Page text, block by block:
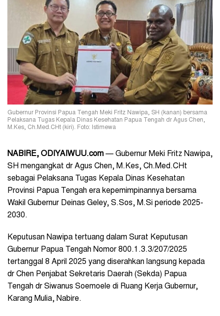
Gubernur Provinsi Papua Tengah Meki Fritz Nawipa, SH (kanan) bersama
Pelaksana Tugas Kepala Dinas Kesehatan Papua Tengah dr Agus Chen,
M.Kes, Ch.Med.CHt (kiri). Foto: Istimewa
NABIRE, ODIYAIWUU.com — Gubernur Meki Fritz Nawipa,
SH mengangkat dr Agus Chen, M.Kes, Ch.Med.CHt
sebagai Pelaksana Tugas Kepala Dinas Kesehatan
Provinsi Papua Tengah era kepemimpinannya bersama
Wakil Gubernur Deinas Geley, S.Sos, M.Si periode 2025-
2030.
Keputusan Nawipa tertuang dalam Surat Keputusan
Gubernur Papua Tengah Nomor 800.1.3.3/207/2025
tertanggal 8 April 2025 yang diserahkan langsung kepada
dr Chen Penjabat Sekretaris Daerah (Sekda) Papua
Tengah dr Siwanus Soemoele di Ruang Kerja Gubernur,
Karang Mulia, Nabire.